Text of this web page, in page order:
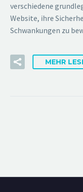
verschiedene
Website, ihre
Schwankungen zu
MEHR